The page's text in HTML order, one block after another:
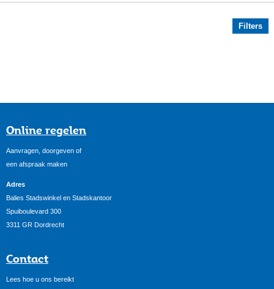
Filters
Online regelen
Aanvragen, doorgeven of
een afspraak maken
Adres
Balies Stadswinkel en Stadskantoor
Spuiboulevard 300
3311 GR Dordrecht
Contact
Lees hoe u ons bereikt